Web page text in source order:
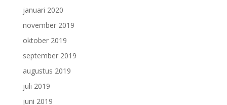
januari 2020
november 2019
oktober 2019
september 2019
augustus 2019
juli 2019
juni 2019